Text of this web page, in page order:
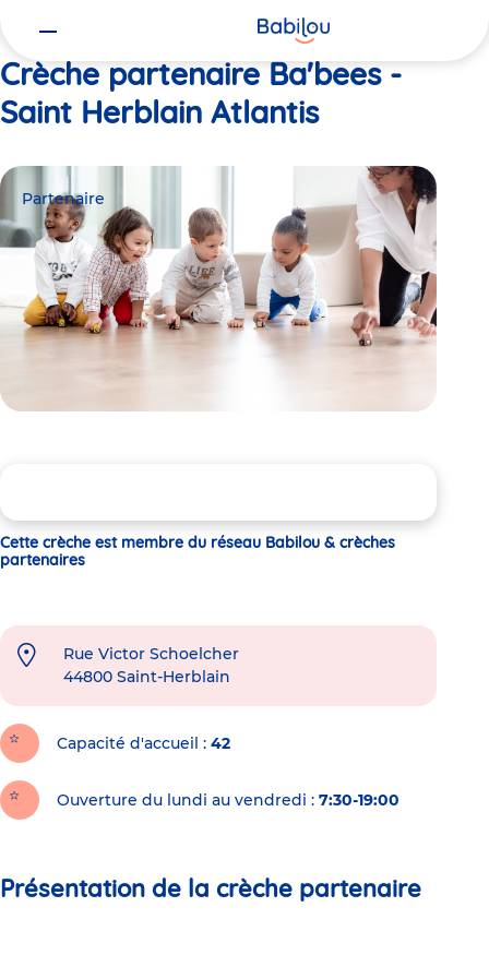
Crèche partenaire Ba'bees -
Saint Herblain Atlantis
Partenaire
Cette crèche est membre du réseau Babilou & crèches
partenaires
Rue Victor Schoelcher
44800 Saint-Herblain
Capacité d'accueil 42
Ouverture du lundi au vendredi : 7:30-19:00
Présentation de la crèche partenaire